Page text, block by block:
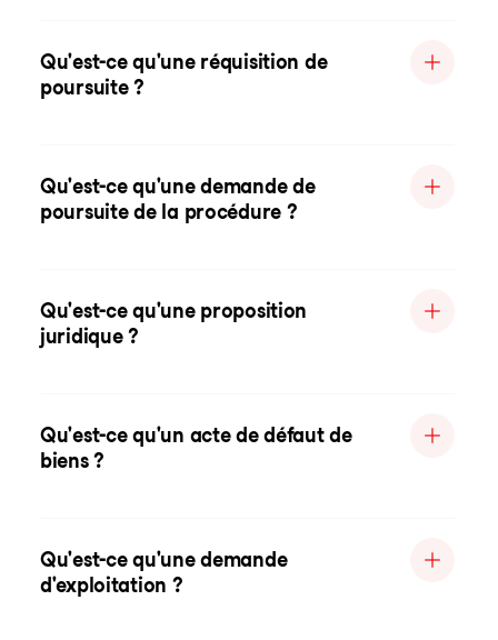
Qu'est-ce qu'une réquisition de
poursuite ?
Qu'est-ce qu'une demande de
poursuite de la procédure ?
Qu'est-ce qu'une proposition
juridique ?
Qu'est-ce qu'un acte de défaut de
biens ?
Qu'est-ce qu'une demande
d'exploitation ?